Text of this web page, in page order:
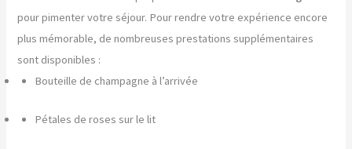
pour pimenter votre séjour. Pour rendre votre expérience encore
plus mémorable, de nombreuses prestations supplémentaires
sont disponibles :
Bouteille de champagne à l’arrivée
Pétales de roses sur le lit